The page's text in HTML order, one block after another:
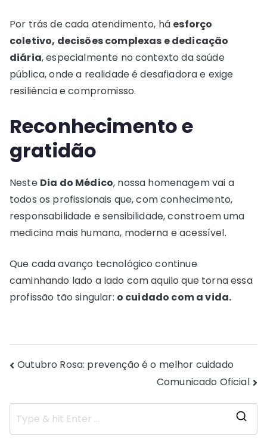
Por trás de cada atendimento, há esforço
coletivo, decisões complexas e dedicação
diária, especialmente no contexto da saúde
pública, onde a realidade é desafiadora e exige
resiliência e compromisso.
Reconhecimento e
gratidão
Neste Dia do Médico, nossa homenagem vai a
todos os profissionais que, com conhecimento,
responsabilidade e sensibilidade, constroem uma
medicina mais humana, moderna e acessível.
Que cada avanço tecnológico continue
caminhando lado a lado com aquilo que torna essa
profissão tão singular: o cuidado com a vida.
Navegação
Post
Outubro Rosa: prevenção é o melhor cuidado
Comunicado Oficial